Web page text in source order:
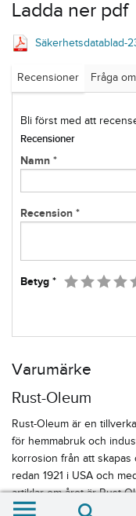
Ladda ner pdf
Säkerhetsdatablad-
Recensioner Fråga
Bli först med att
Recensioner
Namn *
Recension *
Betyg * 4
3
2
1
Varumärke
Rust-Oleum
Rust-Oleum är en
för hemmabruk och
korrosion från att
redan 1921 i USA och
artiklar om året är Rust-
marknadssegmentet.